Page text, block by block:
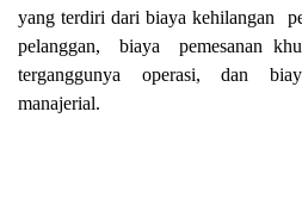
yang terdiri dari biaya kehilangan
pelanggan,
biaya pemesanan
terganggunya
operasi, dan
manajerial.